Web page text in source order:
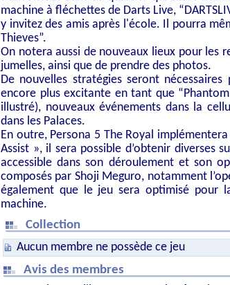
machine à fléchettes de Darts Live,
y invitez des amis après l'école. Il pourra
Thieves”.
On notera aussi de nouveaux lieux pour les
jumelles, ainsi que de prendre des photos.
De nouvelles stratégies seront
encore plus excitante en tant que
illustré), nouveaux événements dans la
dans les Palaces.
En outre, Persona 5 The Royal
Assist », il sera possible d’obtenir diverses
accessible dans son déroulement et son
composés par Shoji Meguro, notamment
également que le jeu sera optimisé pour
machine.
Collection
Aucun membre ne possède ce jeu
Avis des membres